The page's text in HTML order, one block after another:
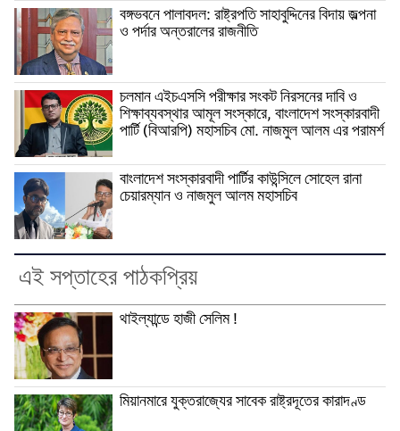
বঙ্গভবনে পালাবদল: রাষ্ট্রপতি সাহাবুদ্দিনের বিদায় জল্পনা
ও পর্দার অন্তরালের রাজনীতি
চলমান এইচএসসি পরীক্ষার সংকট নিরসনের দাবি ও
শিক্ষাব্যবস্থার আমূল সংস্কারে, বাংলাদেশ সংস্কারবাদী
পার্টি (বিআরপি) মহাসচিব মো. নাজমুল আলম এর পরামর্শ
বাংলাদেশ সংস্কারবাদী পার্টির কাউন্সিলে সোহেল রানা
চেয়ারম্যান ও নাজমুল আলম মহাসচিব
এই সপ্তাহের পাঠকপ্রিয়
থাইল্যান্ডে হাজী সেলিম !
মিয়ানমারে যুক্তরাজ্যের সাবেক রাষ্ট্রদূতের কারাদণ্ড